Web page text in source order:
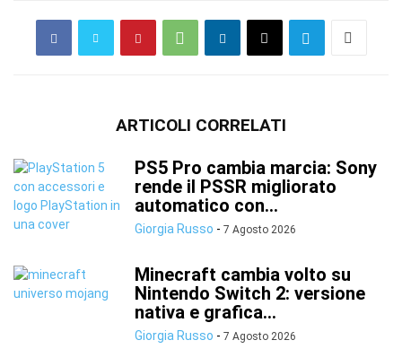
ARTICOLI CORRELATI
PS5 Pro cambia marcia: Sony
rende il PSSR migliorato
automatico con...
Giorgia Russo - 7 Agosto 2026
Minecraft cambia volto su
Nintendo Switch 2: versione
nativa e grafica...
Giorgia Russo - 7 Agosto 2026